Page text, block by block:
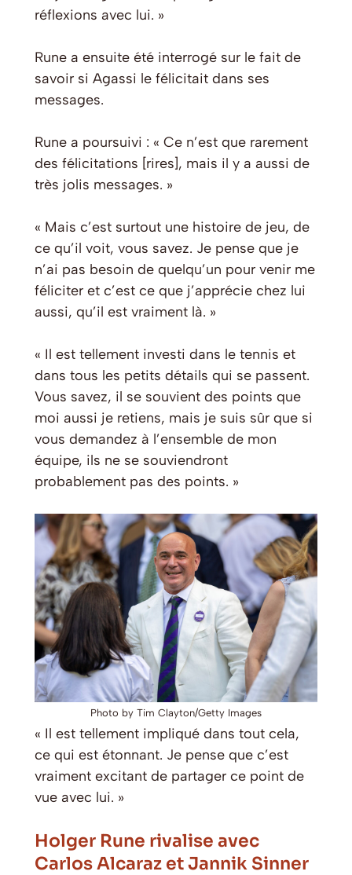
réflexions avec lui. »
Rune a ensuite été interrogé sur le fait de
savoir si Agassi le félicitait dans ses
messages.
Rune a poursuivi : « Ce n’est que rarement
des félicitations [rires], mais il y a aussi de
très jolis messages. »
« Mais c’est surtout une histoire de jeu, de
ce qu’il voit, vous savez. Je pense que je
n’ai pas besoin de quelqu’un pour venir me
féliciter et c’est ce que j’apprécie chez lui
aussi, qu’il est vraiment là. »
« Il est tellement investi dans le tennis et
dans tous les petits détails qui se passent.
Vous savez, il se souvient des points que
moi aussi je retiens, mais je suis sûr que si
vous demandez à l’ensemble de mon
équipe, ils ne se souviendront
probablement pas des points. »
Photo by Tim Clayton/Getty Images
« Il est tellement impliqué dans tout cela,
ce qui est étonnant. Je pense que c’est
vraiment excitant de partager ce point de
vue avec lui. »
Holger Rune rivalise avec
Carlos Alcaraz et Jannik Sinner